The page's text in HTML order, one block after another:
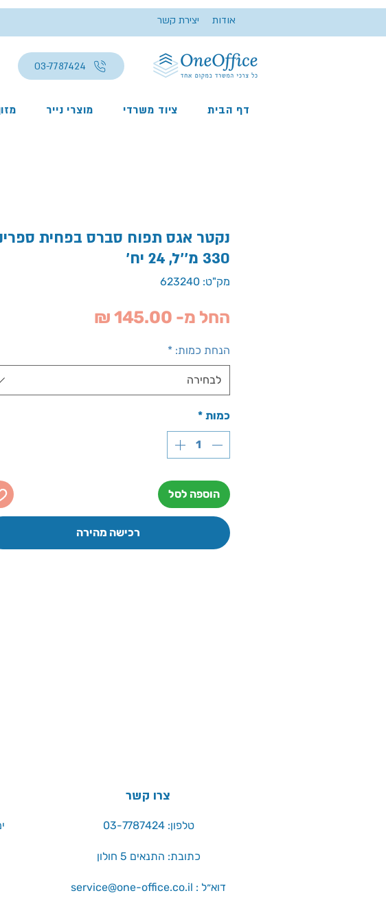
יצירת קשר אודות
03-7787424
דף הבית ציוד משרדי מוצרי נייר
נקטר אגס תפוח סברס בפחית
330 מ''ל, 24 יח'
מק"ט: 623240
החל מ- 145.00 ₪
הנחת כמות: *
לבחירה
כמות *
הוספה לסל
רכישה מהירה
צרו קשר
טלפון: 03-7787424
כתובת: התנאים 5 חולון
service@one-office.co.il : דוא״ל